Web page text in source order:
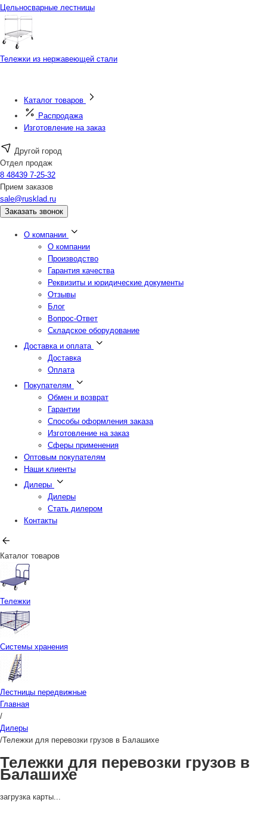
Цельносварные лестницы
Тележки из нержавеющей стали
Каталог товаров
Распродажа
Изготовление на заказ
Другой город
Отдел продаж
8 48439 7-25-32
Прием заказов
sale@rusklad.ru
Заказать звонок
О компании
О компании
Производство
Гарантия качества
Реквизиты и юридические документы
Отзывы
Блог
Вопрос-Ответ
Складское оборудование
Доставка и оплата
Доставка
Оплата
Покупателям
Обмен и возврат
Гарантии
Способы оформления заказа
Изготовление на заказ
Сферы применения
Оптовым покупателям
Наши клиенты
Дилеры
Дилеры
Стать дилером
Контакты
Каталог товаров
Тележки
Системы хранения
Лестницы передвижные
Главная
/
Дилеры
/Тележки для перевозки грузов в Балашихе
Тележки для перевозки грузов в
Балашихе
загрузка карты...